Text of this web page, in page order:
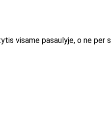
visame pasaulyje, o ne per